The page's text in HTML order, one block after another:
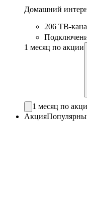
Домашний
206 ТВ-
1 месяц по акции
1 месяц по
Акция